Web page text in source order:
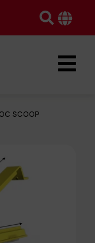
SCOOP